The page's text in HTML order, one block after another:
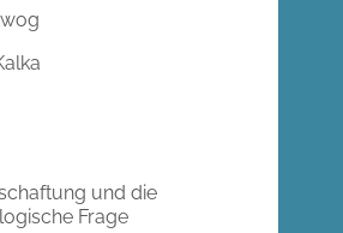
und die
Frage